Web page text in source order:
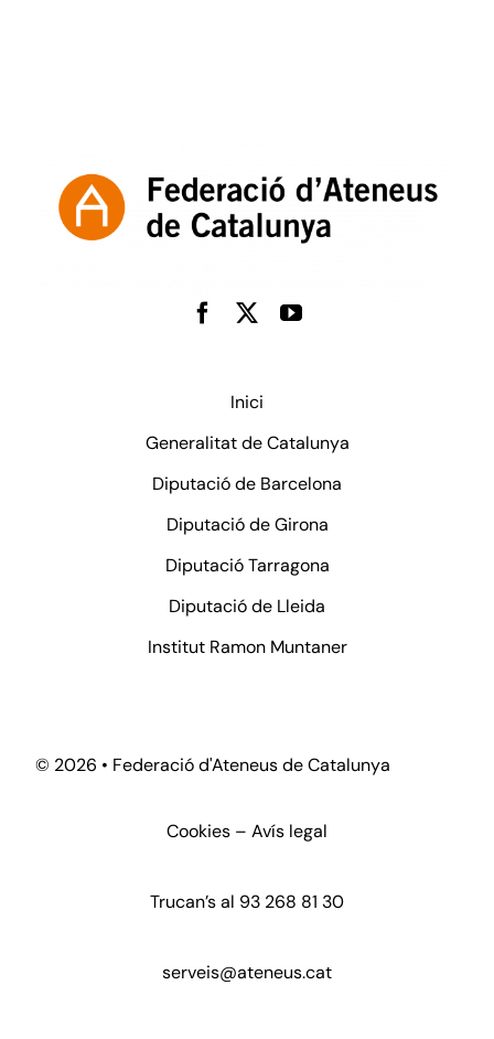
Inici
Generalitat de Catalunya
Diputació de Barcelona
Diputació de Girona
Diputació Tarragona
Diputació de Lleida
Institut Ramon Muntaner
© 2026 • Federació d'Ateneus de Catalunya
Cookies – Avís legal
Trucan’s al 93 268 81 30
serveis@ateneus.cat